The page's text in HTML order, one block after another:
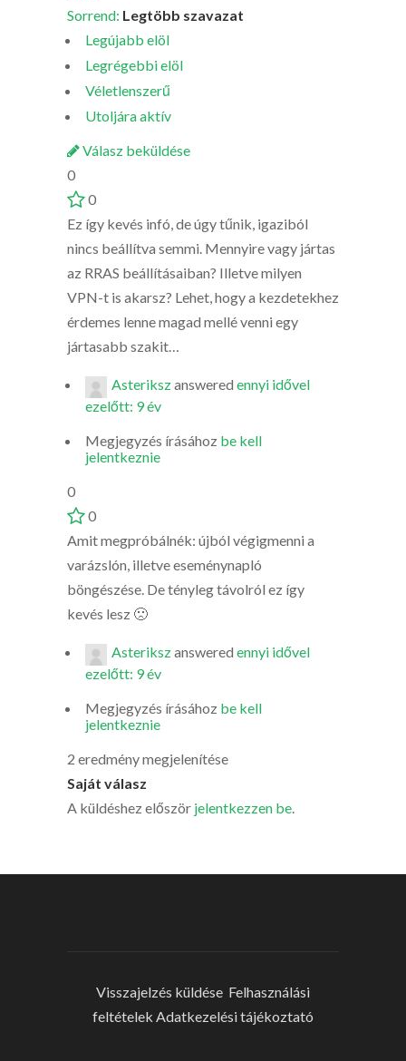
Sorrend: Legtöbb szavazat
Legújabb elöl
Legrégebbi elöl
Véletlenszerű
Utoljára aktív
Válasz beküldése
0
0
Ez így kevés infó, de úgy tűnik, igaziból
nincs beállítva semmi. Mennyire vagy jártas
az RRAS beállításaiban? Illetve milyen
VPN-t is akarsz? Lehet, hogy a kezdetekhez
érdemes lenne magad mellé venni egy
jártasabb szakit…
Asterikszanswered ennyi idővel
ezelőtt: 9 év
Megjegyzés írásához be kell
jelentkeznie
0
0
Amit megpróbálnék: újból végigmenni a
varázslón, illetve eseménynapló
böngészése. De tényleg távolról ez így
kevés lesz 🙁
Asterikszanswered ennyi idővel
ezelőtt: 9 év
Megjegyzés írásához be kell
jelentkeznie
2 eredmény megjelenítése
Saját válasz
A küldéshez először jelentkezzen be.
Visszajelzés küldése Felhasználási
feltételek Adatkezelési tájékoztató